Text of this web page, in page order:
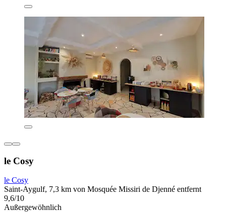
le Cosy
le Cosy
Saint-Aygulf, 7,3 km von Mosquée Missiri de Djenné entfernt
9,6/10
Außergewöhnlich